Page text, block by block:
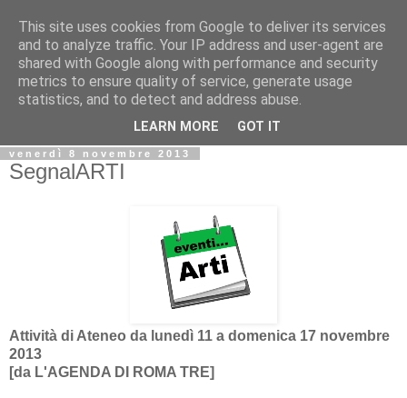
Biblio@rti in
Il Blog della Biblioteca di Area delle arti per condividere
informazioni iniziative incontri
venerdì 8 novembre 2013
SegnalARTI
Attività di Ateneo da lunedì 11 a domenica 17 novembre
2013
[da L'AGENDA DI ROMA TRE]
This site uses cookies from Google to deliver its services
and to analyze traffic. Your IP address and user-agent are
shared with Google along with performance and security
metrics to ensure quality of service, generate usage
statistics, and to detect and address abuse.
LEARN MORE GOT IT